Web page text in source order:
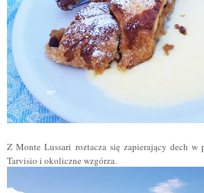
Z Monte Lussari roztacza się zapierający dech
Tarvisio i okoliczne wzgórza.